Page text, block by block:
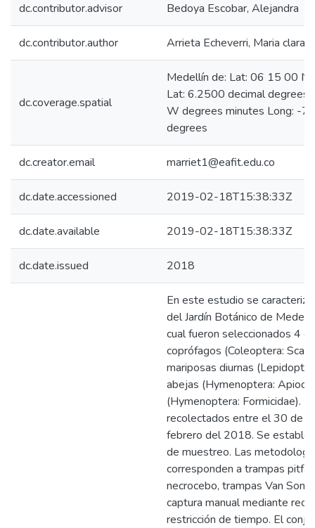
dc.contributor.advisor Bedoya Escobar, Alejandra
dc.contributor.author Arrieta Echeverri, Maria clara
dc.coverage.spatial
Medellín de: Lat: 06 15 00 N
Lat: 6.2500 decimal
W degrees minutes Long: -
degrees
dc.creator.email marriet1@eafit.edu.co
dc.date.accessioned 2019-02-18T15:38:33Z
dc.date.available 2019-02-18T15:38:33Z
dc.date.issued 2018
En este estudio se
del Jardín Botánico de
cual fueron seleccionados 4
coprófagos (Coleoptera:
mariposas diurnas
abejas (Hymenoptera:
(Hymenoptera: Formicidae).
recolectados entre el 30 de
febrero del 2018. Se
de muestreo. Las
corresponden a trampas
necrocebo, trampas Van
captura manual mediante
restricción de tiempo. El